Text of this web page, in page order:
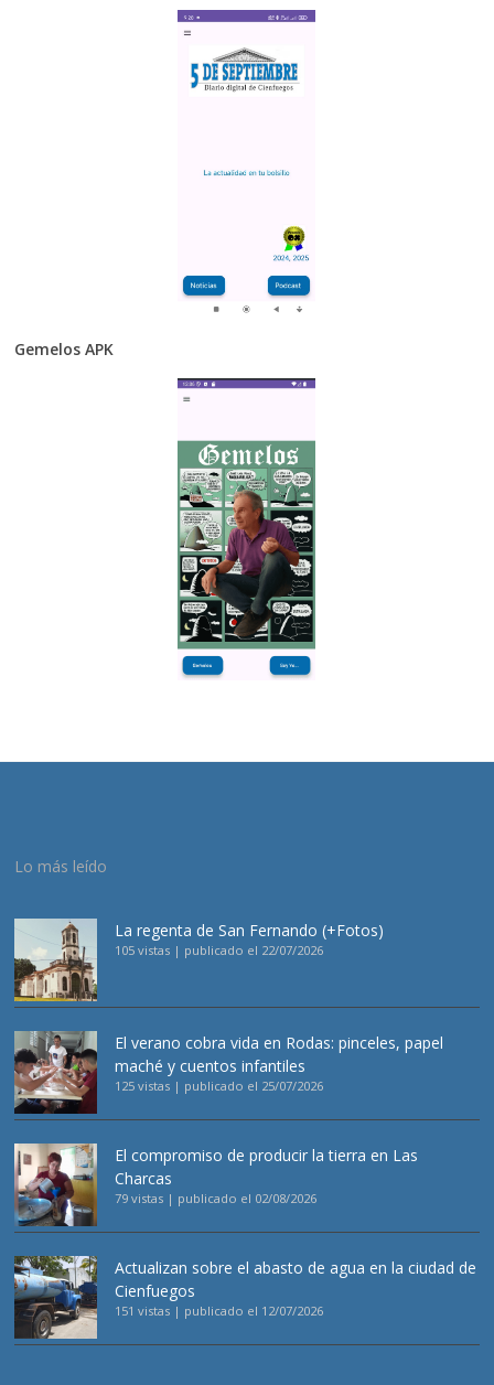
Gemelos APK
Lo más leído
La regenta de San Fernando (+Fotos)
105 vistas | publicado el 22/07/2026
El verano cobra vida en Rodas: pinceles, papel
maché y cuentos infantiles
125 vistas | publicado el 25/07/2026
El compromiso de producir la tierra en Las
Charcas
79 vistas | publicado el 02/08/2026
Actualizan sobre el abasto de agua en la ciudad de
Cienfuegos
151 vistas | publicado el 12/07/2026